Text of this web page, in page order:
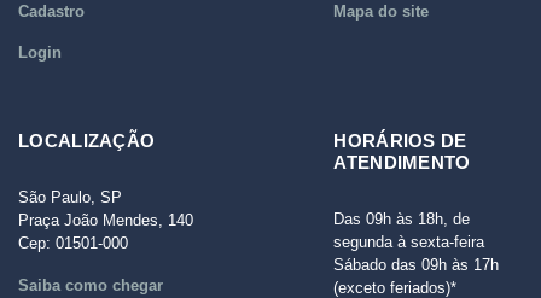
Cadastro
Login
Mapa do site
LOCALIZAÇÃO
São Paulo, SP
Praça João Mendes, 140
Cep: 01501-000
Saiba como chegar
HORÁRIOS DE
ATENDIMENTO
Das 09h às 18h, de
segunda à sexta-feira
Sábado das 09h às 17h
(exceto feriados)*